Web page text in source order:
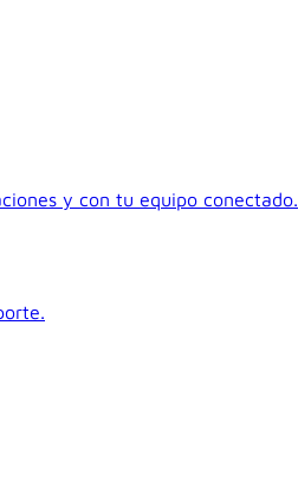
y con tu equipo conectado.